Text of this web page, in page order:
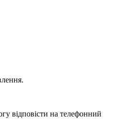
відповісти на телефонний